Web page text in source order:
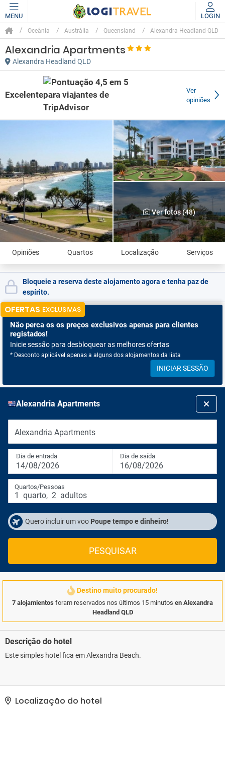
MENU LOGIN
Oceânia Austrália Queensland Alexandra Headland QLD
Alexandria Apartments
Alexandra Headland QLD
Excelente
Ver
opiniões
Ver fotos (48)
Opiniões Quartos Localização Serviços
Bloqueie a reserva deste alojamento agora e tenha paz de
espírito.
OFERTAS EXCLUSIVAS
Não perca os os preços exclusivos apenas para clientes
registados!
Inicie sessão para desbloquear as melhores ofertas
* Desconto aplicável apenas a alguns dos alojamentos da lista
INICIAR SESSÃO
Alexandria Apartments
Alexandria Apartments
Dia de entrada
14/08/2026
Dia de saída
16/08/2026
Quartos/Pessoas
1 quarto, 2 adultos
Quero incluir um voo Poupe tempo e dinheiro!
PESQUISAR
Destino muito procurado!
7 alojamientos foram reservados nos últimos 15 minutos en Alexandra
Headland QLD
Descrição do hotel
Este simples hotel fica em Alexandra Beach.
Localização do hotel